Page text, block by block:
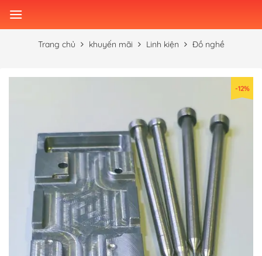
Trang chủ khuyến mãi Linh kiện Đồ nghề
-12%